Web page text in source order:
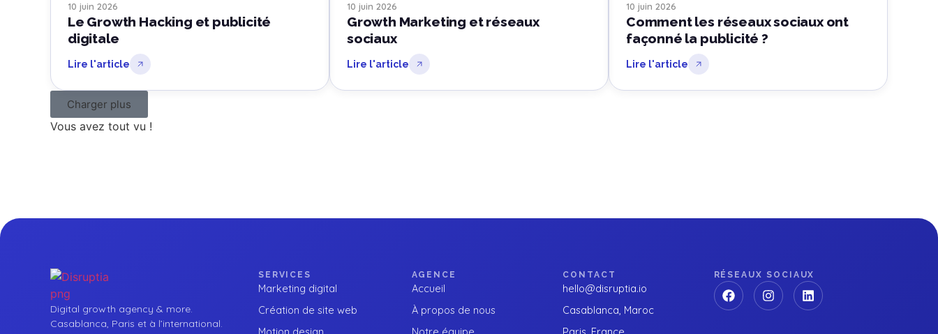
10 juin 2026
Le Growth Hacking et publicité
digitale
Lire l'article
10 juin 2026
Growth Marketing et réseaux
sociaux
Lire l'article
10 juin 2026
Comment les réseaux sociaux ont
façonné la publicité ?
Lire l'article
Charger plus
Vous avez tout vu !
Digital growth agency & more.
Casablanca, Paris et à l’international.
SERVICES
Marketing digital
Création de site web
AGENCE
Accueil
À propos de nous
CONTACT
hello@disruptia.io
Casablanca, Maroc
RÉSEAUX SOCIAUX